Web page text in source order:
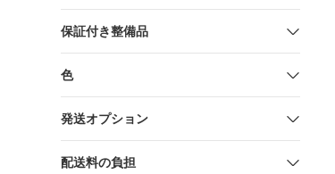
保証付き整備品
色
発送オプション
配送料の負担